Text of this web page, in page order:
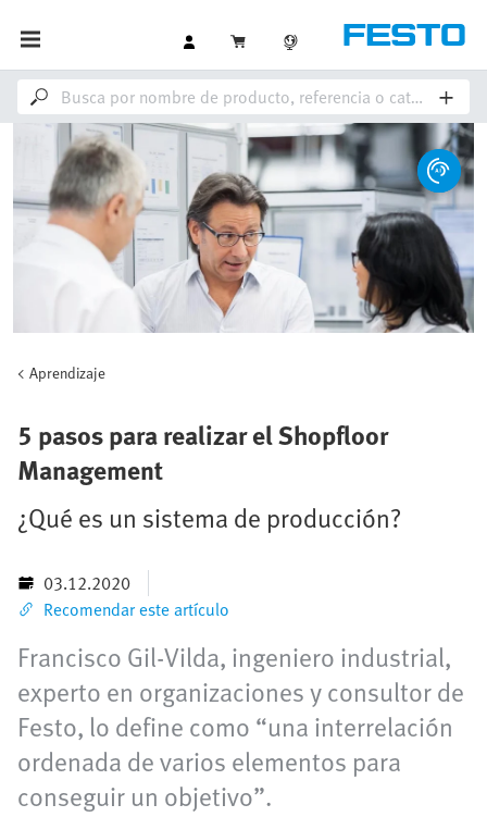
Aprendizaje
5 pasos para realizar el Shopfloor
Management
¿Qué es un sistema de producción?
03.12.2020
Recomendar este artículo
Francisco Gil-Vilda, ingeniero industrial,
experto en organizaciones y consultor de
Festo, lo define como “una interrelación
ordenada de varios elementos para
conseguir un objetivo”.